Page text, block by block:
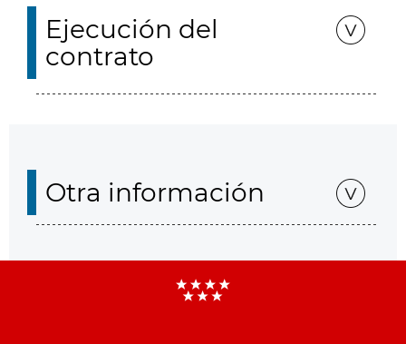
Ejecución del
contrato
Otra información